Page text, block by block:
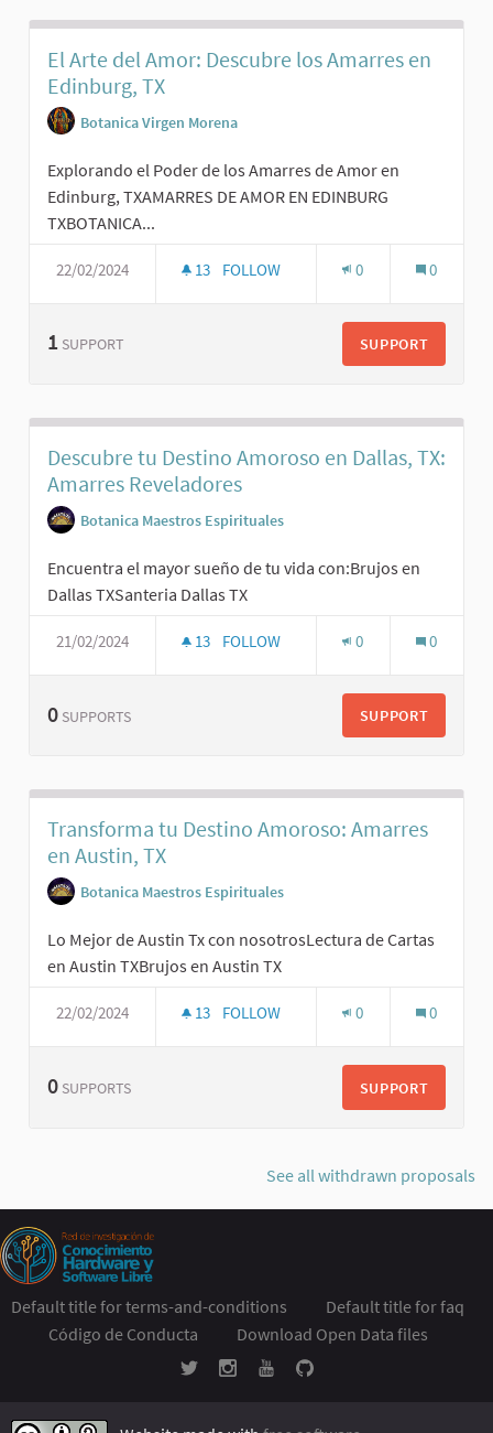
El Arte del Amor: Descubre los Amarres en
Edinburg, TX
Botanica Virgen Morena
Explorando el Poder de los Amarres de Amor en
Edinburg, TXAMARRES DE AMOR EN EDINBURG
TXBOTANICA...
22/02/2024 13 FOLLOW 0 0
1 SUPPORT SUPPORT
Descubre tu Destino Amoroso en Dallas, TX:
Amarres Reveladores
Botanica Maestros Espirituales
Encuentra el mayor sueño de tu vida con:Brujos en
Dallas TXSanteria Dallas TX
21/02/2024 13 FOLLOW 0 0
0 SUPPORTS SUPPORT
Transforma tu Destino Amoroso: Amarres
en Austin, TX
Botanica Maestros Espirituales
Lo Mejor de Austin Tx con nosotrosLectura de Cartas
en Austin TXBrujos en Austin TX
22/02/2024 13 FOLLOW 0 0
0 SUPPORTS SUPPORT
See all withdrawn proposals
Default title for terms-and-conditions
Default title for faq
Código de Conducta
Download Open Data files